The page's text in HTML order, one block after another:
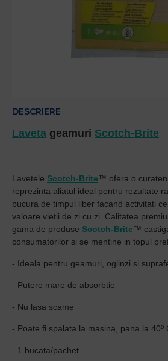
DESCRIERE
Laveta geamuri Scotch-Brite
Lavetele Scotch-Brite™ ofera o
reprezinta aliatul ideal pentru rezultate
bucura de timpul liber facand activitati
valoare vietii de zi cu zi. Calitatea
gama de produse Scotch-Brite™
consumatorilor si se mentine in topul
- Ideala pentru geamuri, oglinzi si
- Putere mare de absorbtie
- Nu lasa scame
- Poate fi spalata la masina, pana la 40º
- 1 bucata/pachet